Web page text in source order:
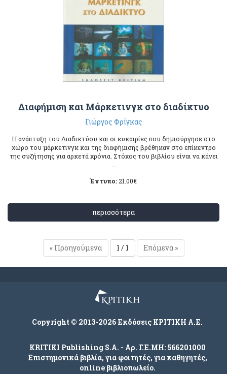
Διαφήμιση και Μάρκετινγκ στο διαδίκτυο
Γιώργος Φρίγκας
Η ανάπτυξη του Διαδικτύου και οι ευκαιρίες που δημιούργησε στο
χώρο του μάρκετινγκ και της διαφήμισης βρέθηκαν στο επίκεντρο
της συζήτησης για αρκετά χρόνια. Στόχος του βιβλίου είναι να κάνει
Έντυπο: 21.00€
περισσότερα
« Προηγούμενα 1 / 1 Επόμενα »
Copyright © 2013-2026 Εκδόσεις ΚΡΙΤΙΚΗ Α.Ε.
KRITIKI Publishing S.A. - Αρ. Γ.Ε.ΜΗ: 566201000
Επιστημονικά βιβλία, για φοιτητές, για καθηγητές,
online βιβλιοπωλείο.